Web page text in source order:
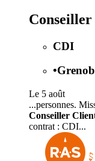
CDI
•
Le 5 août
...personnes.
Conseiller
contrat : CDI...